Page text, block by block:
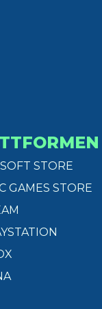
STORE
GAMES STORE